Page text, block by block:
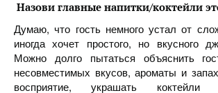
Назови главные напитки/коктейли
Думаю, что гость немного устал от
иногда хочет простого, но вкусного
Можно долго пытаться объяснить
несовместимых вкусов, ароматы и
восприятие, украшать коктейли